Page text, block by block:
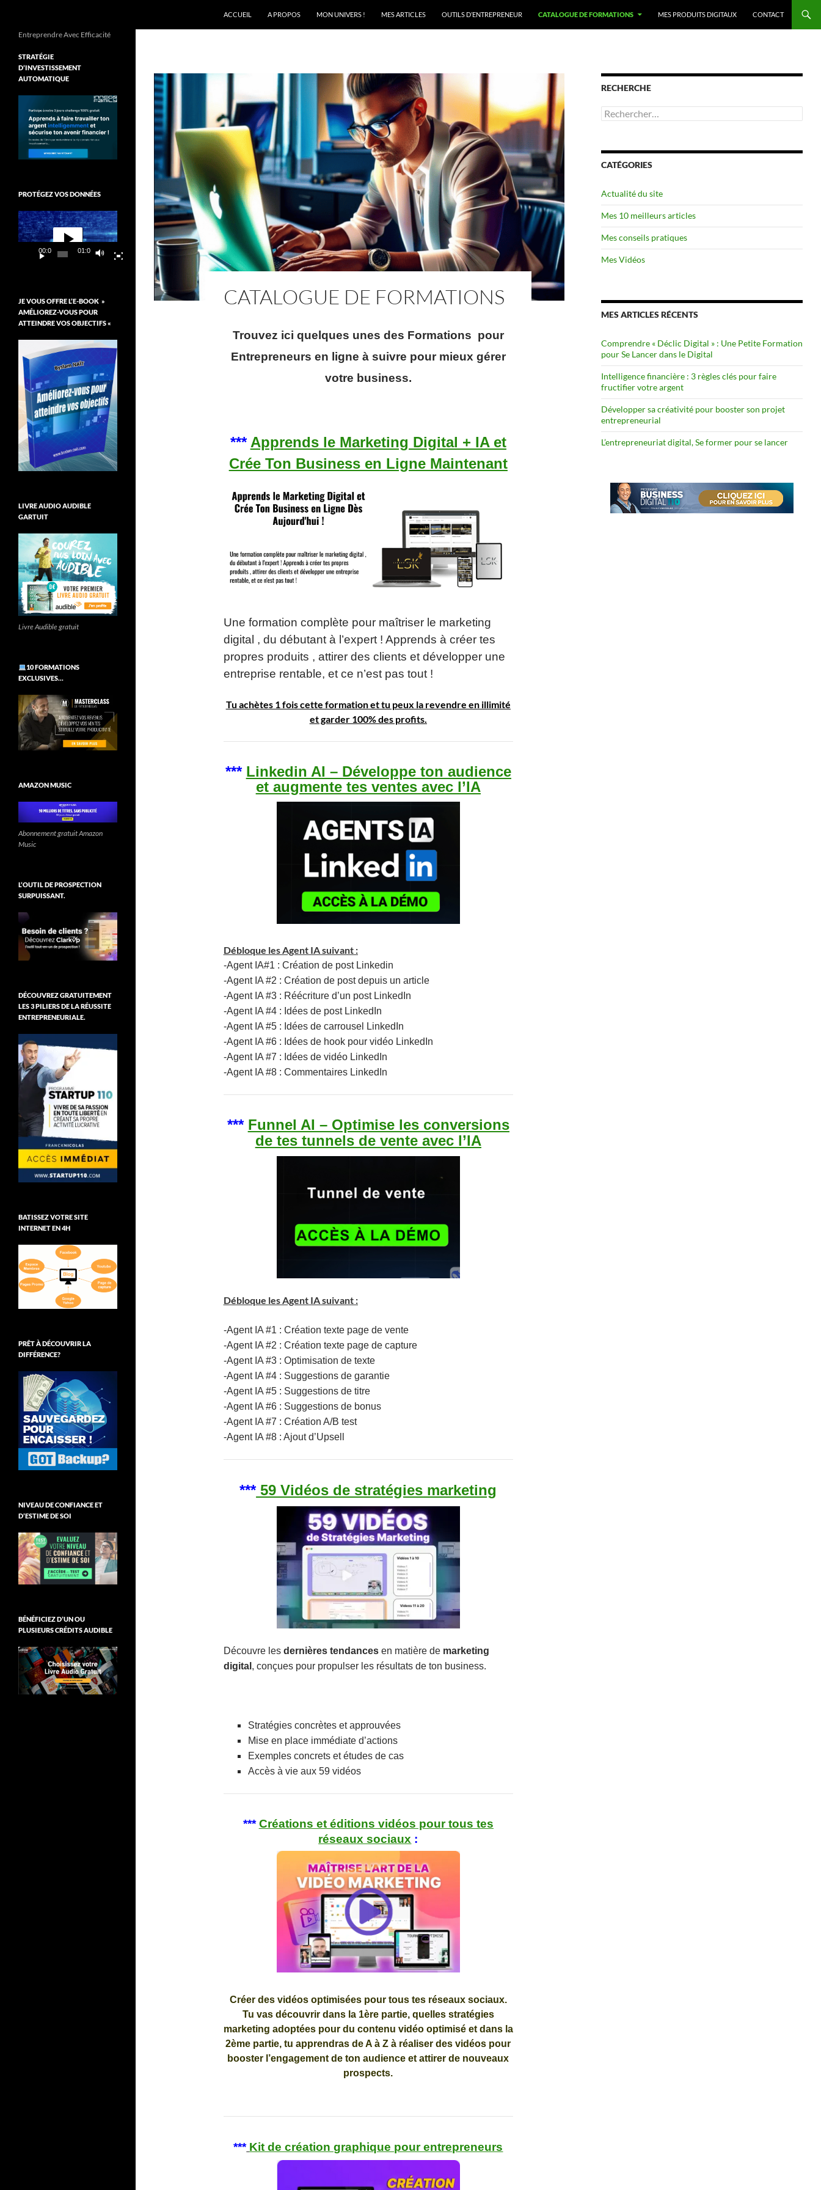
ACCUEIL
A PROPOS MON UNIVERS ! MES ARTICLES OUTILS D’ENTREPRENEUR CATALOGUE DE FORMATIONS MES PRODUITS DIGITAUX CONTACT
CATALOGUE DE FORMATIONS
Trouvez ici quelques unes des Formations pour
Entrepreneurs en ligne à suivre pour mieux gérer
votre business.
*** Apprends le Marketing Digital + IA et
Crée Ton Business en Ligne Maintenant
Une formation complète pour maîtriser le marketing
digital , du débutant à l’expert ! Apprends à créer tes
propres produits , attirer des clients et développer une
entreprise rentable, et ce n’est pas tout !
Tu achètes 1 fois cette formation et tu peux la revendre en illimité
et garder 100% des profits.
*** Linkedin AI – Développe ton audience
et augmente tes ventes avec l’IA
Débloque les Agent IA suivant :
-Agent IA#1 : Création de post Linkedin
-Agent IA #2 : Création de post depuis un article
-Agent IA #3 : Réécriture d’un post LinkedIn
-Agent IA #4 : Idées de post LinkedIn
-Agent IA #5 : Idées de carrousel LinkedIn
-Agent IA #6 : Idées de hook pour vidéo LinkedIn
-Agent IA #7 : Idées de vidéo LinkedIn
-Agent IA #8 : Commentaires LinkedIn
*** Funnel AI – Optimise les conversions
de tes tunnels de vente avec l’IA
Débloque les Agent IA suivant :
-Agent IA #1 : Création texte page de vente
-Agent IA #2 : Création texte page de capture
-Agent IA #3 : Optimisation de texte
-Agent IA #4 : Suggestions de garantie
-Agent IA #5 : Suggestions de titre
-Agent IA #6 : Suggestions de bonus
-Agent IA #7 : Création A/B test
-Agent IA #8 : Ajout d’Upsell
***59 Vidéos de stratégies marketing
Découvre les dernières tendancesen matière de marketing
digital , conçues pour propulser les résultats de ton business.
Stratégies concrètes et approuvées
Mise en place immédiate d’actions
Exemples concrets et études de cas
Accès à vie aux 59 vidéos
*** Créations et éditions vidéos pour tous tes
réseaux sociaux :
Créer des vidéos optimisées pour tous tes réseaux sociaux.
Tu vas découvrir dans la 1ère partie, quelles stratégies
marketing adoptées pour du contenu vidéo optimiséet dans la
2ème partie, tu apprendrasde A à Z à réaliser des vidéos pour
booster l’engagement de ton audience et attirer de nouveaux
prospects.
*** Kit de création graphique pour entrepreneurs
RECHERCHE
Rechercher :
CATÉGORIES
Actualité du site
Mes 10 meilleurs articles
Mes conseils pratiques
Mes Vidéos
MES ARTICLES RÉCENTS
Comprendre « Déclic Digital » : Une Petite Formation
pour Se Lancer dans le Digital
Intelligence financière : 3 règles clés pour faire
fructifier votre argent
Développer sa créativité pour booster son projet
entrepreneurial
L’entrepreneuriat digital, Se former pour se lancer
Entreprendre Avec Efficacité
STRATÉGIE
D’INVESTISSEMENT
AUTOMATIQUE
PROTÉGEZ VOS DONNÉES
Lecteur
vidéo
00:00 01:03
JE VOUS OFFRE L’E-BOOK »
AMÉLIOREZ-VOUS POUR
ATTEINDRE VOS OBJECTIFS «
LIVRE AUDIO AUDIBLE
GARTUIT
Livre Audible gratuit
10 FORMATIONS
EXCLUSIVES…
AMAZON MUSIC
Abonnement gratuit Amazon
Music
L’OUTIL DE PROSPECTION
SURPUISSANT.
DÉCOUVREZ GRATUITEMENT
LES 3 PILIERS DE LA RÉUSSITE
ENTREPRENEURIALE.
BATISSEZ VOTRE SITE
INTERNET EN 4H
PRÊT À DÉCOUVRIR LA
DIFFÉRENCE?
NIVEAU DE CONFIANCE ET
D’ESTIME DE SOI
BÉNÉFICIEZ D’UN OU
PLUSIEURS CRÉDITS AUDIBLE